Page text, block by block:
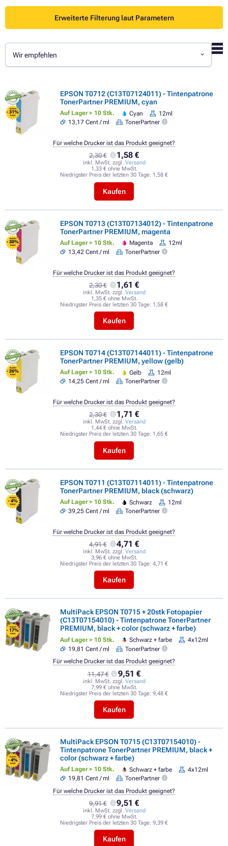
Erweiterte Filterung laut Parametern
Wir empfehlen
FLASH
- 31%
SALE
EPSON T0712 (C13T07124011) - Tintenpatrone
TonerPartner PREMIUM, cyan
Auf Lager > 10 Stk. Cyan
12ml
13,17 Cent / ml
TonerPartner
2,30 € 1,58 €
inkl. MwSt. zzgl. Versand
1,33 € ohne MwSt.
Niedrigster Preis der letzten 30 Tage: 1,58 €
Kaufen
Für welche Drucker ist das Produkt geeignet?
FLASH
- 30%
SALE
EPSON T0713 (C13T07134012) - Tintenpatrone
TonerPartner PREMIUM, magenta
Auf Lager > 10 Stk. Magenta
12ml
13,42 Cent / ml
TonerPartner
2,30 € 1,61 €
inkl. MwSt. zzgl. Versand
1,35 € ohne MwSt.
Niedrigster Preis der letzten 30 Tage: 1,58 €
Kaufen
Für welche Drucker ist das Produkt geeignet?
FLASH
- 26%
SALE
EPSON T0714 (C13T07144011) - Tintenpatrone
TonerPartner PREMIUM, yellow (gelb)
Auf Lager > 10 Stk. Gelb
12ml
14,25 Cent / ml
TonerPartner
2,30 € 1,71 €
inkl. MwSt. zzgl. Versand
1,44 € ohne MwSt.
Niedrigster Preis der letzten 30 Tage: 1,65 €
Kaufen
Für welche Drucker ist das Produkt geeignet?
FLASH
- 4%
SALE
EPSON T0711 (C13T07114011) - Tintenpatrone
TonerPartner PREMIUM, black (schwarz)
Auf Lager > 10 Stk. Schwarz
12ml
39,25 Cent / ml
TonerPartner
4,91 € 4,71 €
inkl. MwSt. zzgl. Versand
3,96 € ohne MwSt.
Niedrigster Preis der letzten 30 Tage: 4,71 €
Kaufen
Für welche Drucker ist das Produkt geeignet?
FLASH
- 17%
SALE
MultiPack EPSON T0715 + 20stk Fotopapier
(C13T07154010) - Tintenpatrone TonerPartner
PREMIUM, black + color (schwarz + farbe)
Auf Lager > 10 Stk. Schwarz + farbe
4x12ml
19,81 Cent / ml
TonerPartner
11,47 € 9,51 €
inkl. MwSt. zzgl. Versand
7,99 € ohne MwSt.
Niedrigster Preis der letzten 30 Tage: 9,48 €
Kaufen
Für welche Drucker ist das Produkt geeignet?
FLASH
- 4%
SALE
MultiPack EPSON T0715 (C13T07154010) -
Tintenpatrone TonerPartner PREMIUM, black +
color (schwarz + farbe)
Auf Lager > 10 Stk. Schwarz + farbe
4x12ml
19,81 Cent / ml
TonerPartner
9,91 € 9,51 €
inkl. MwSt. zzgl. Versand
7,99 € ohne MwSt.
Niedrigster Preis der letzten 30 Tage: 9,39 €
Kaufen
Für welche Drucker ist das Produkt geeignet?